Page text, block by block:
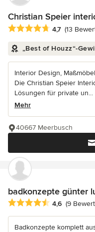
Christian Speier
Durchschnittliche
4,7 (13
„Best of Houzz“-
Interior Design,
Die Christian Speier
Lösungen für private un...
Mehr
40667 Meerbusch
badkonzepte günter
Durchschnittliche
4,6 (9
Badkonzepte komplett